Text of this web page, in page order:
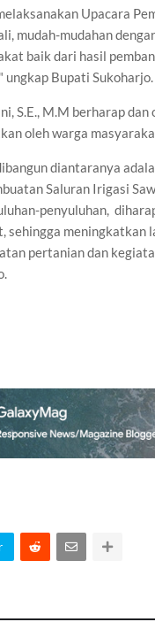
Upacara
mudah-mudahan
baik dari hasil
Bupati Sukoharjo.
S.E., M.M berharap
oleh warga
diantaranya
Saluran Irigasi
penyuluhan,
meningkatkan
pertanian dan